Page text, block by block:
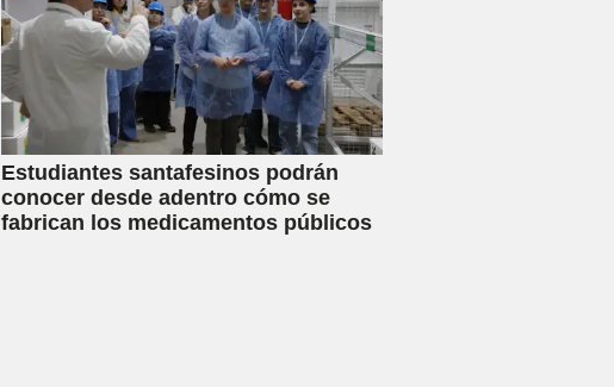
Estudiantes santafesinos podrán
conocer desde adentro cómo se
fabrican los medicamentos públicos